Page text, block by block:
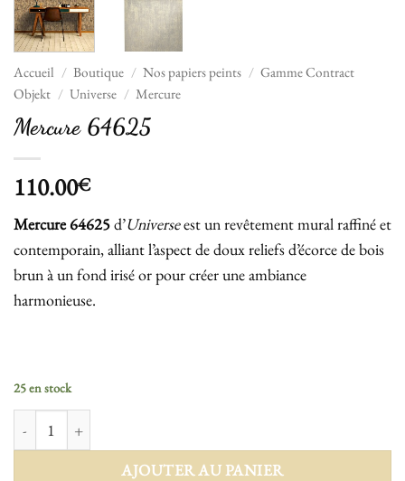
Accueil / Boutique / Nos papiers peints / Gamme Contract
Objekt / Universe / Mercure
Mercure 64625
110.00€
Mercure 64625d’Universeest un revêtement mural raffiné et
contemporain, alliant l’aspect de doux reliefs d’écorce de bois
brun à un fond irisé or pour créer une ambiance
harmonieuse.
25 en stock
AJOUTER AU PANIER